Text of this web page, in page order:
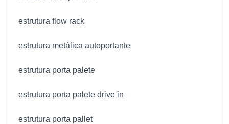
estrutura flow rack
estrutura metálica autoportante
estrutura porta palete
estrutura porta palete drive in
estrutura porta pallet